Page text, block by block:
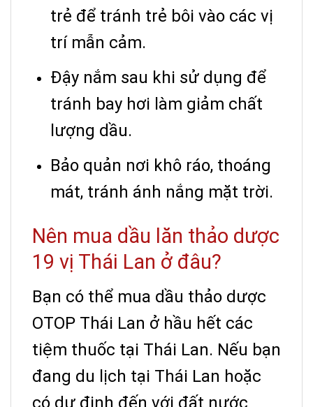
trẻ để tránh trẻ bôi vào các vị
trí mẫn cảm.
Đậy nắm sau khi sử dụng để
tránh bay hơi làm giảm chất
lượng dầu.
Bảo quản nơi khô ráo, thoáng
mát, tránh ánh nắng mặt trời.
Nên mua dầu lăn thảo dược
19 vị Thái Lan ở đâu?
Bạn có thể mua dầu thảo dược
OTOP Thái Lan ở hầu hết các
tiệm thuốc tại Thái Lan. Nếu bạn
đang du lịch tại Thái Lan hoặc
có dự định đến với đất nước